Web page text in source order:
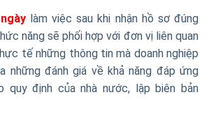
làm việc sau khi nhận hồ sơ đúng
năng sẽ phối hợp với đơn vị liên quan
tế những thông tin mà doanh nghiệp
những đánh giá về khả năng đáp ứng
quy định của nhà nước, lập biên bản